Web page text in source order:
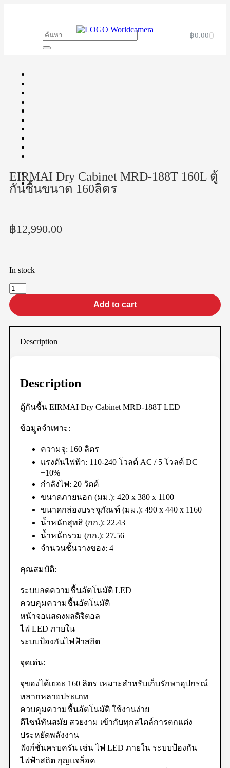
฿0.000
EIRMAI Dry Cabinet MRD-188T 160L ตู้
กันชื้นขนาด 160ลิตร
฿12,990.00
In stock
Add to cart
Description
Description
ตู้กันชื้น EIRMAI Dry Cabinet MRD-188T LED
ข้อมูลจำเพาะ:
ความจุ: 160 ลิตร
แรงดันไฟฟ้า: 110-240 โวลต์ AC / 5 โวลต์ DC
+10%
กำลังไฟ: 20 วัตต์
ขนาดภายนอก (มม.): 420 x 380 x 1100
ขนาดกล่องบรรจุภัณฑ์ (มม.): 490 x 440 x 1160
น้ำหนักสุทธิ (กก.): 22.43
น้ำหนักรวม (กก.): 27.56
จำนวนชั้นวางของ: 4
คุณสมบัติ:
ระบบลดความชื้นอัตโนมัติ LED
ควบคุมความชื้นอัตโนมัติ
หน้าจอแสดงผลดิจิตอล
ไฟ LED ภายใน
ระบบป้องกันไฟฟ้าสถิต
จุดเด่น:
จุของได้เยอะ 160 ลิตร เหมาะสำหรับเก็บรักษาอุปกรณ์
หลากหลายประเภท
ควบคุมความชื้นอัตโนมัติ ใช้งานง่าย
ดีไซน์ทันสมัย สวยงาม เข้ากับทุกสไตล์การตกแต่ง
ประหยัดพลังงาน
ฟังก์ชั่นครบครัน เช่น ไฟ LED ภายใน ระบบป้องกัน
ไฟฟ้าสถิต กุญแจล็อค